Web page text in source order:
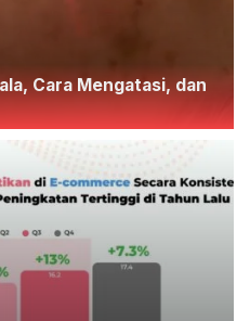
Cara Mengatasi, dan